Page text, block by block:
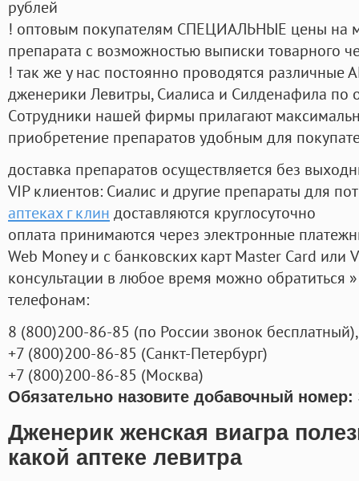
рублей
! оптовым покупателям СПЕЦИАЛЬНЫЕ цены на
препарата с возможностью выписки товарного
! так же у нас постоянно проводятся
дженерики Левитры, Сиалиса и Силденафила по
Cотрудники нашей фирмы прилагают
приобретение препаратов удобным для
доставка препаратов осуществляется без
VIP клиентов: Сиалис и другие препараты для
аптеках г клин доставляются круглосуточно
оплата принимаются через электронные
Web Money и с банковских карт Master Card или
консультации в любое время можно обратиться
телефонам:
8 (800)200-86-85 (по России звонок бесплатный),
+7 (800)200-86-85 (Санкт-Петербург)
+7 (800)200-86-85 (Москва)
Обязательно назовите добавочный номер:
Дженерик женская виагра
какой аптеке левитра